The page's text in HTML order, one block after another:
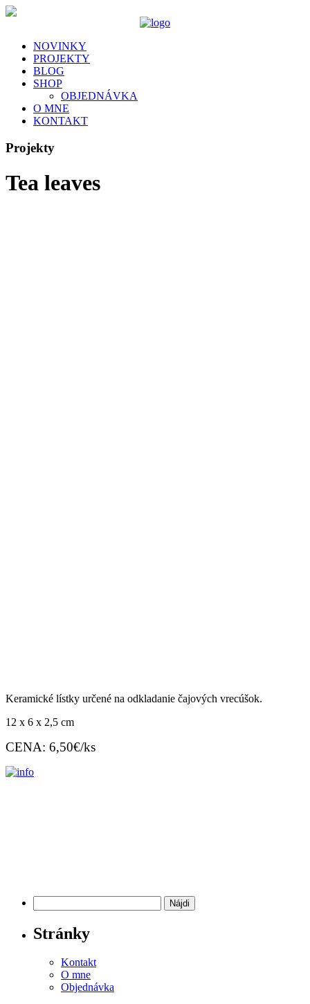
NOVINKY
PROJEKTY
BLOG
SHOP
OBJEDNÁVKA
O MNE
KONTAKT
Projekty
Tea leaves
Keramické lístky určené na odkladanie čajových vrecúšok.
12 x 6 x 2,5 cm
CENA: 6,50€/ks
Stránky
Kontakt
O mne
Objednávka